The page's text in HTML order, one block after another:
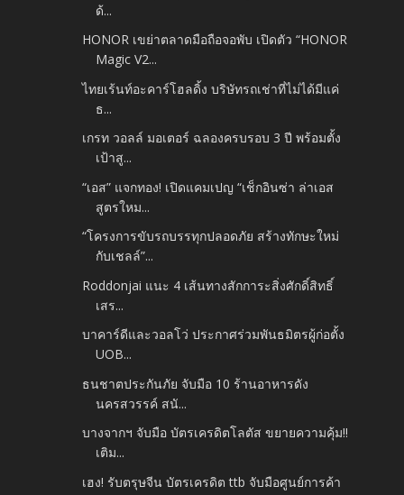
ด้...
HONOR เขย่าตลาดมือถือจอพับ เปิดตัว “HONOR
Magic V2...
ไทยเร้นท์อะคาร์โฮลดิ้ง บริษัทรถเช่าที่ไม่ได้มีแค่
ธ...
เกรท วอลล์ มอเตอร์ ฉลองครบรอบ 3 ปี พร้อมตั้ง
เป้าสู...
“เอส” แจกทอง! เปิดแคมเปญ “เช็กอินซ่า ล่าเอส
สูตรใหม...
“โครงการขับรถบรรทุกปลอดภัย สร้างทักษะใหม่
กับเชลล์”...
Roddonjai แนะ 4 เส้นทางสักการะสิ่งศักดิ์สิทธิ์
เสร...
บาคาร์ดีและวอลโว่ ประกาศร่วมพันธมิตรผู้ก่อตั้ง
UOB...
ธนชาตประกันภัย จับมือ 10 ร้านอาหารดัง
นครสวรรค์ สนั...
บางจากฯ จับมือ บัตรเครดิตโลตัส ขยายความคุ้ม!!
เติม...
เฮง! รับตรุษจีน บัตรเครดิต ttb จับมือศูนย์การค้า